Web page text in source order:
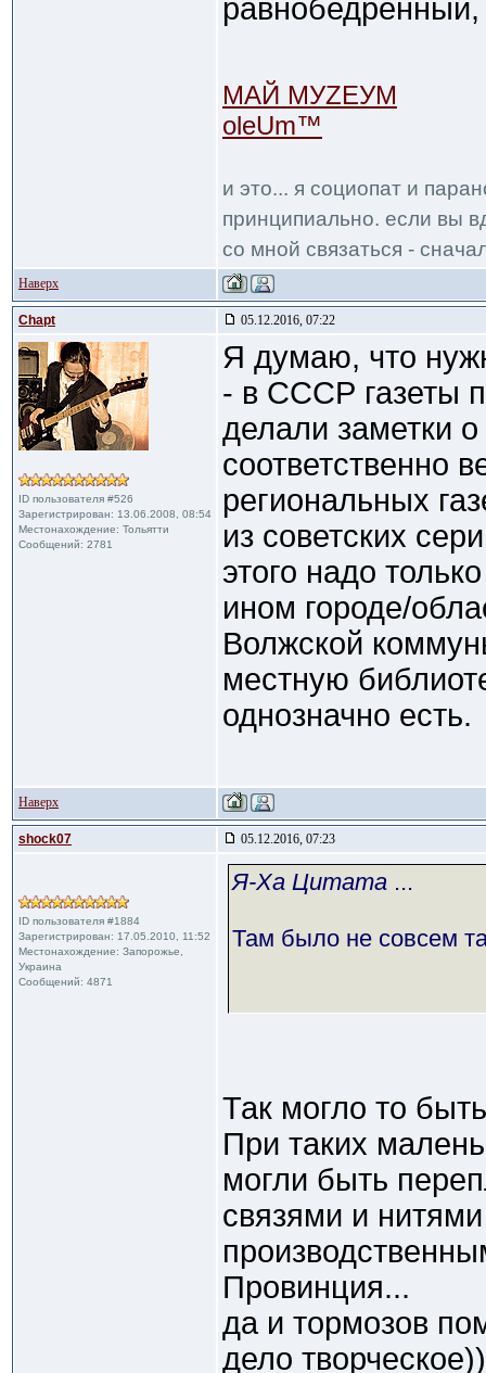
равнобедренный,
МАЙ МУZЕУМ
oleUm™
и это... я социопат и
принципиально. если вы
со мной связаться -
Наверх
Chapt 05.12.2016, 07:22
ID пользователя #526
Зарегистрирован: 13.06.2008, 08:54
Местонахождение: Тольятти
Сообщений: 2781
Я думаю, что
- в СССР газеты
делали заметки
соответственно
региональных
из советских
этого надо
ином городе/
Волжской
местную
однозначно есть.
Наверх
shock07 05.12.2016, 07:23
ID пользователя #1884
Зарегистрирован: 17.05.2010, 11:52
Местонахождение: Запорожье,
Украина
Сообщений: 4871
Я-Ха Цитата ...
Там было не совсем
Так могло то
При таких
могли быть
связями и
Провинция...
да и тормозов
дело